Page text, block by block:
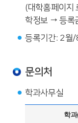
(대학홈페이
학정보 → 등록
등록기간: 2월/
문의처
학과사무실
학